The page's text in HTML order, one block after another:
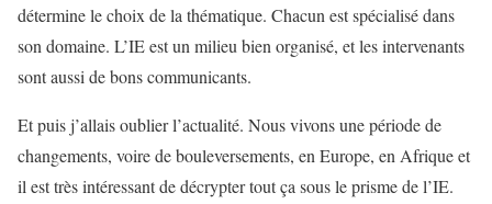
détermine le choix de la thématique. Chacun est spécialisé dans
son domaine. L’IE est un milieu bien organisé, et les intervenants
sont aussi de bons communicants.
Et puis j’allais oublier l’actualité. Nous vivons une période de
changements, voire de bouleversements, en Europe, en Afrique et
il est très intéressant de décrypter tout ça sous le prisme de l’IE.